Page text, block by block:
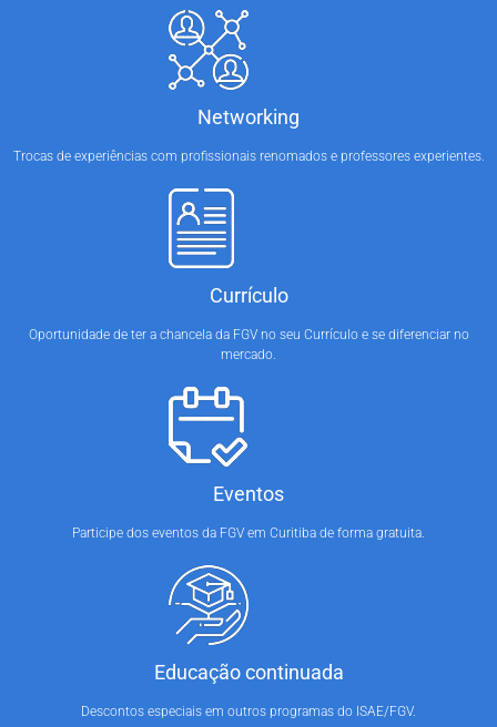
Networking
Trocas de experiências com profissionais renomados e professores experientes.
Currículo
Oportunidade de ter a chancela da FGV no seu Currículo e se diferenciar no
mercado.
Eventos
Participe dos eventos da FGV em Curitiba de forma gratuita.
Educação continuada
Descontos especiais em outros programas do ISAE/FGV.